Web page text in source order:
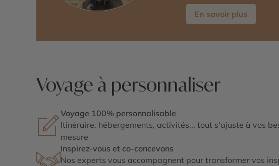
En savoir plus
Voyage à personnaliser
Voyage 100% personnalisable
Itinéraire, hébergements, activités... tout s'ajuste à vos
mesure
Inspirez-vous et co-concevons
Nos experts vous accompagnent pour transformer vos